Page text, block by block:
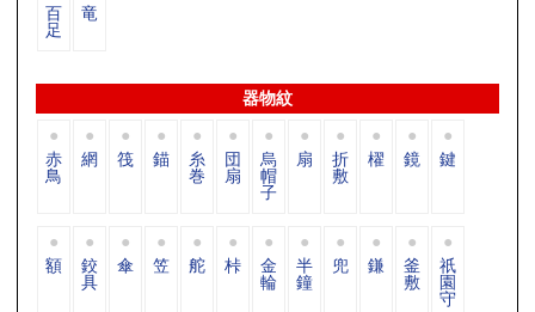
百
足
竜
器物紋
赤
鳥
網 筏 錨 糸
巻
団
扇
烏
帽
子
扇 折
敷
櫂 鏡 鍵
額 鉸
具
傘 笠 舵 桛 金
輪
半
鐘
兜 鎌 釜
敷
祇
園
守